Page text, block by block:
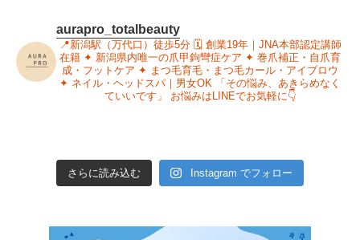
aurapro_totalbeauty
📍新潟駅（万代口）徒歩5分🗓 創業19年｜JNA本部認定講師
在籍 ✦ 新潟県内唯一の爪甲鉤彎症ケア ✦ 巻爪補正・自爪育
成・フットケア ✦ まつ毛育毛・まつ毛カール・アイブロウ
✦ ネイル・ヘッドスパ｜男女OK 「その悩み、あきらめなく
ていいです」
お悩みはLINEでお気軽に👇
さらに読み込む Instagram でフォロー